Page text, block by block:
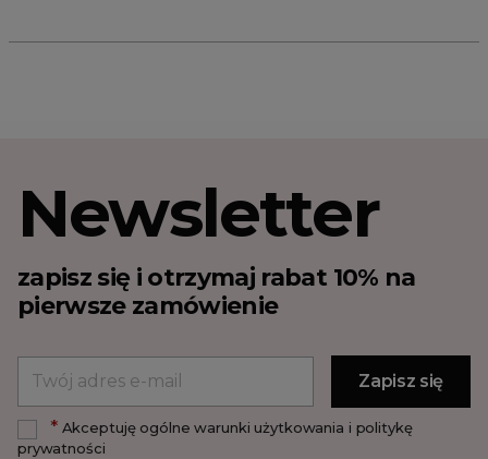
Newsletter
zapisz się i otrzymaj rabat 10% na
pierwsze zamówienie
*Akceptuję ogólne warunki użytkowania i politykę
prywatności